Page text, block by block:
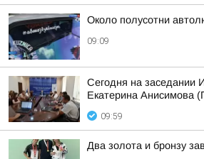
Около полусотни
09:09
Сегодня на заседании
Екатерина Анисимова
09:59
Два золота и бронзу